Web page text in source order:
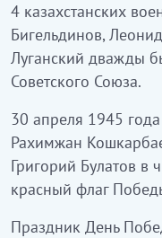
4 казахстанских
Бигельдинов,
Луганский дважды
Советского Союза.
30 апреля 1945 года
Рахимжан
Григорий Булатов в
красный флаг
Праздник День